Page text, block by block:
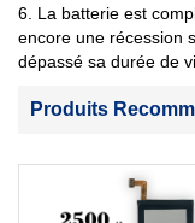
6. La batterie est
encore une récession
dépassé sa durée de
Produits